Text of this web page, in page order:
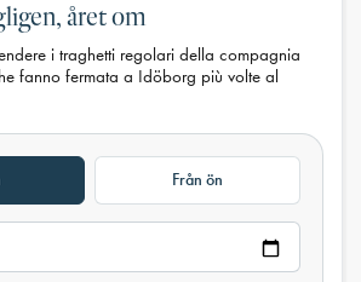
året om
i traghetti regolari della compagnia
fanno fermata a Idöborg più volte al
Från ön